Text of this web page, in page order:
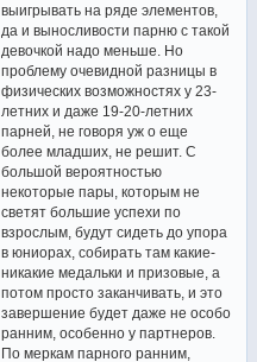
выигрывать на ряде элементов,
да и выносливости парню с такой
девочкой надо меньше. Но
проблему очевидной разницы в
физических возможностях у 23-
летних и даже 19-20-летних
парней, не говоря уж о еще
более младших, не решит. С
большой вероятностью
некоторые пары, которым не
светят большие успехи по
взрослым, будут сидеть до упора
в юниорах, собирать там какие-
никакие медальки и призовые, а
потом просто заканчивать, и это
завершение будет даже не особо
ранним, особенно у партнеров.
По меркам парного ранним,